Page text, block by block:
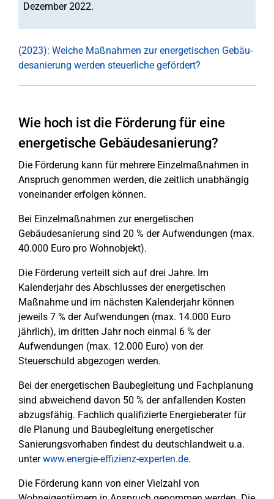
Dezember 2022.
(2023): Welche Maßnahmen zur ener­ge­ti­schen Ge­bäu­
des­a­nie­run­g werden steu­er­li­che gefördert?
Wie hoch ist die Förderung für eine
energetische Gebäudesanierung?
Die Förderung kann für mehrere Einzelmaßnahmen in
Anspruch genommen werden, die zeitlich unabhängig
voneinander erfolgen können.
Bei Einzelmaßnahmen zur energetischen
Gebäudesanierung sind 20 % der Aufwendungen (max.
40.000 Euro pro Wohnobjekt).
Die Förderung verteilt sich auf drei Jahre. Im
Kalenderjahr des Abschlusses der energetischen
Maßnahme und im nächsten Kalenderjahr können
jeweils 7 % der Aufwendungen (max. 14.000 Euro
jährlich), im dritten Jahr noch einmal 6 % der
Aufwendungen (max. 12.000 Euro) von der
Steuerschuld abgezogen werden.
Bei der energetischen Baubegleitung und Fachplanung
sind abweichend davon 50 % der anfallenden Kosten
abzugsfähig. Fachlich qualifizierte Energieberater für
die Planung und Baubegleitung energetischer
Sanierungsvorhaben findest du deutschlandweit u.a.
unterwww.energie-effizienz-experten.de.
Die Förderung kann von einer Vielzahl von